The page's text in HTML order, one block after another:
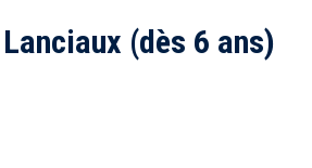
Lanciaux (dès 6 ans)